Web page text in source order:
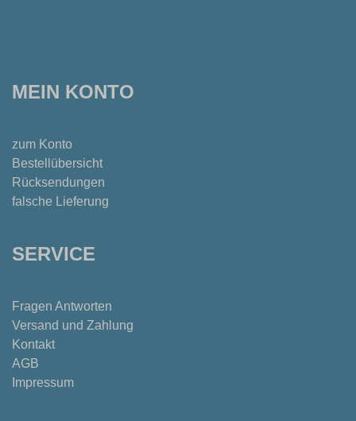
MEIN KONTO
zum Konto
Bestellübersicht
Rücksendungen
falsche Lieferung
SERVICE
Fragen Antworten
Versand und Zahlung
Kontakt
AGB
Impressum